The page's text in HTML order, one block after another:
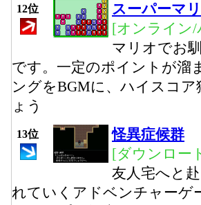
12位
スーパーマ
[オンライン
マリオでお
です。一定のポイントが溜
ングをBGMに、ハイスコ
ょう
13位
怪異症候群
[ダウンロー
友人宅へと
れていくアドベンチャーゲ